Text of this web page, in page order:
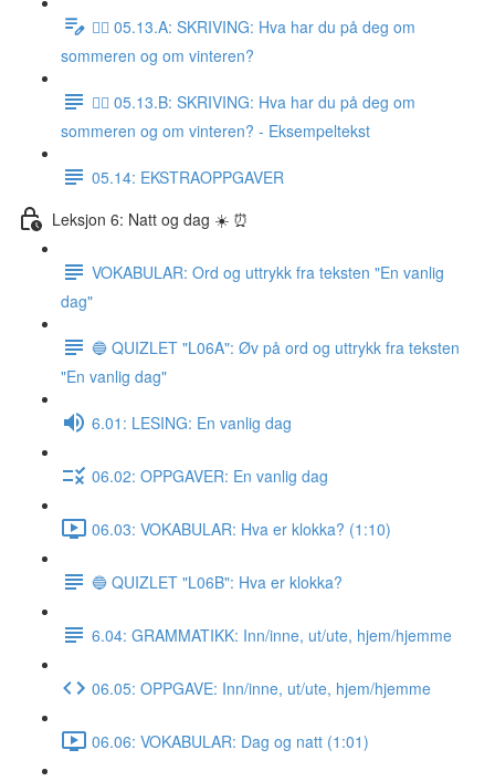
✍🏼 05.13.A: SKRIVING: Hva har du på deg om
sommeren og om vinteren?
✍🏼 05.13.B: SKRIVING: Hva har du på deg om
sommeren og om vinteren? - Eksempeltekst
05.14: EKSTRAOPPGAVER
Leksjon 6: Natt og dag ☀️ ⏰
VOKABULAR: Ord og uttrykk fra teksten "En vanlig
dag"
🔵 QUIZLET "L06A": Øv på ord og uttrykk fra teksten
"En vanlig dag"
6.01: LESING: En vanlig dag
06.02: OPPGAVER: En vanlig dag
06.03: VOKABULAR: Hva er klokka? (1:10)
🔵 QUIZLET "L06B": Hva er klokka?
6.04: GRAMMATIKK: Inn/inne, ut/ute, hjem/hjemme
06.05: OPPGAVE: Inn/inne, ut/ute, hjem/hjemme
06.06: VOKABULAR: Dag og natt (1:01)